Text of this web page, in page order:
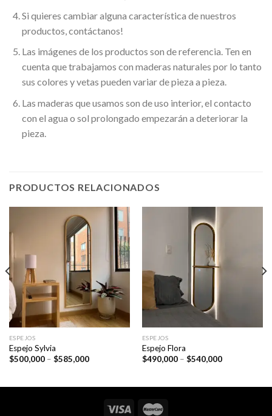
Si quieres cambiar alguna característica de nuestros
productos, contáctanos!
Las imágenes de los productos son de referencia. Ten en
cuenta que trabajamos con maderas naturales por lo tanto
sus colores y vetas pueden variar de pieza a pieza.
Las maderas que usamos son de uso interior, el contacto
con el agua o sol prolongado empezarán a deteriorar la
pieza.
PRODUCTOS RELACIONADOS
ESPEJOS
Espejo Sylvia
$500,000 – $585,000Price
$585,000
ESPEJOS
Espejo Flora
$490,000 – $540,000Price
$540,000